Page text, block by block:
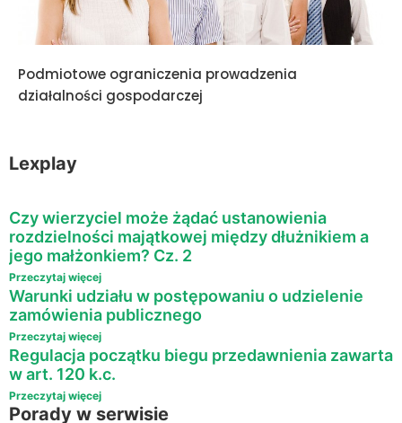
Podmiotowe ograniczenia prowadzenia
działalności gospodarczej
Lexplay
Czy wierzyciel może żądać ustanowienia
rozdzielności majątkowej między dłużnikiem a
jego małżonkiem? Cz. 2
Przeczytaj więcej
Warunki udziału w postępowaniu o udzielenie
zamówienia publicznego
Przeczytaj więcej
Regulacja początku biegu przedawnienia zawarta
w art. 120 k.c.
Przeczytaj więcej
Porady w serwisie